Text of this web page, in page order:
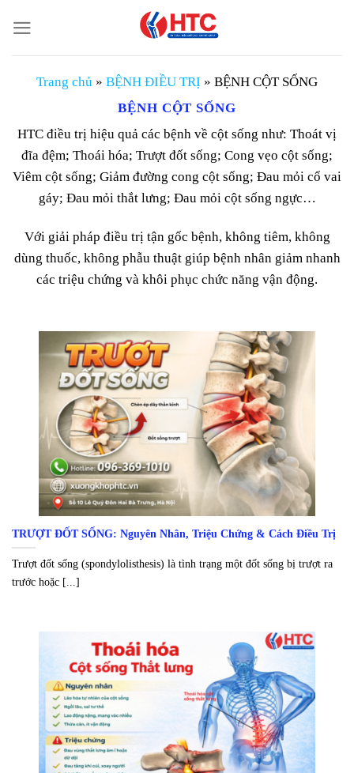
đến
nội
Trang chủ » BỆNH ĐIỀU TRỊ » BỆNH CỘT SỐNG
BỆNH CỘT SỐNG
HTC điều trị hiệu quả các bệnh về cột sống như: Thoát vị
đĩa đệm; Thoái hóa; Trượt đốt sống; Cong vẹo cột sống;
Viêm cột sống; Giảm đường cong cột sống; Đau mỏi cổ vai
gáy; Đau mỏi thắt lưng; Đau mỏi cột sống ngực…
Với giải pháp điều trị tận gốc bệnh, không tiêm, không
dùng thuốc, không phẫu thuật giúp bệnh nhân giảm nhanh
các triệu chứng và khôi phục chức năng vận động.
TRƯỢT ĐỐT SỐNG: Nguyên Nhân, Triệu Chứng & Cách Điều Trị
Trượt đốt sống (spondylolisthesis) là tình trạng một đốt sống bị trượt ra
trước hoặc [...]